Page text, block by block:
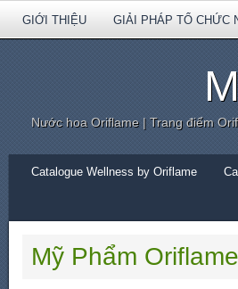
GIỚI THIỆU GIẢI PHÁP TỔ CHỨC
Nước hoa Oriflame | Trang điểm
Catalogue Wellness by Oriflame
Mỹ Phẩm Oriflame